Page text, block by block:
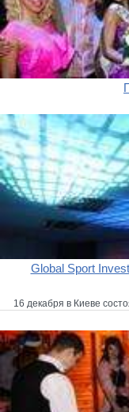
Global Sport
16 декабря в Киеве